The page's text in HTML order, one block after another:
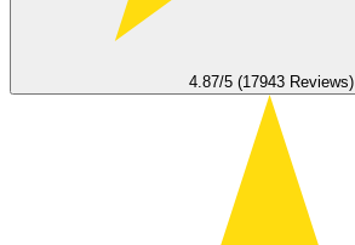
4.87/5 (17943 Reviews)